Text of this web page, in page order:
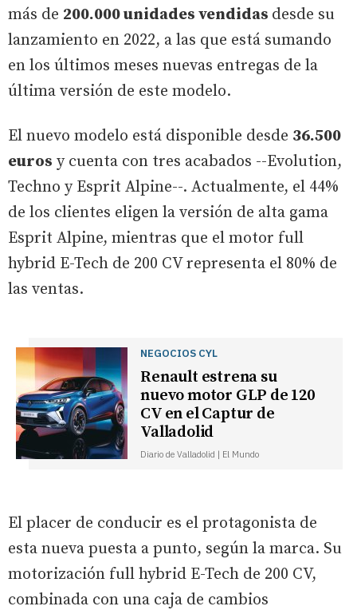
más de 200.000 unidades vendidas desde su
lanzamiento en 2022, a las que está sumando
en los últimos meses nuevas entregas de la
última versión de este modelo.
El nuevo modelo está disponible desde 36.500
euros y cuenta con tres acabados --Evolution,
Techno y Esprit Alpine--. Actualmente, el 44%
de los clientes eligen la versión de alta gama
Esprit Alpine, mientras que el motor full
hybrid E-Tech de 200 CV representa el 80% de
las ventas.
NEGOCIOS CYL
Renault estrena su
nuevo motor GLP de 120
CV en el Captur de
Valladolid
Diario de Valladolid | El Mundo
El placer de conducir es el protagonista de
esta nueva puesta a punto, según la marca. Su
motorización full hybrid E-Tech de 200 CV,
combinada con una caja de cambios